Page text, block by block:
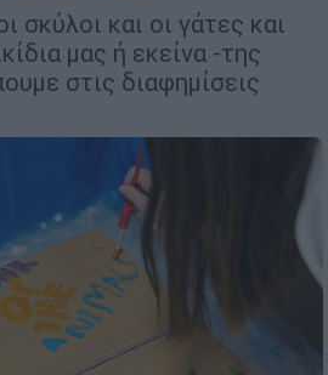
σκύλοι και οι γάτες και
μας ή εκείνα -της
στις διαφημίσεις